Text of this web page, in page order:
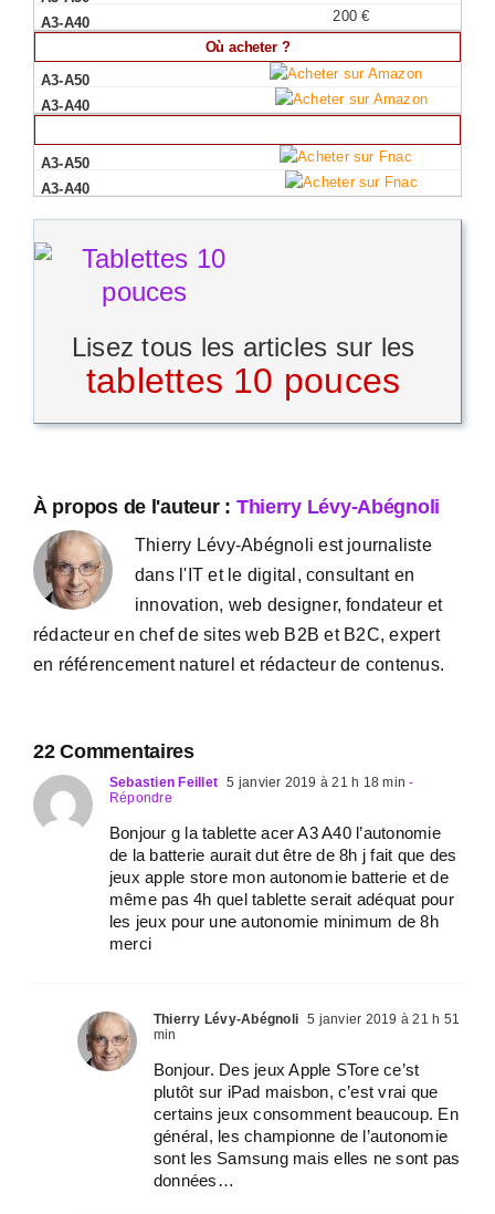
200 €
Où acheter ?
Lisez tous les articles sur les
tablettes 10 pouces
À propos de l'auteur : Thierry Lévy-Abégnoli
Thierry Lévy-Abégnoli est journaliste
dans l'IT et le digital, consultant en
innovation, web designer, fondateur et
rédacteur en chef de sites web B2B et B2C, expert
en référencement naturel et rédacteur de contenus.
22 Commentaires
Sebastien Feillet 5 janvier 2019 à 21 h 18 min -
Répondre
Bonjour g la tablette acer A3 A40 l’autonomie
de la batterie aurait dut être de 8h j fait que des
jeux apple store mon autonomie batterie et de
même pas 4h quel tablette serait adéquat pour
les jeux pour une autonomie minimum de 8h
merci
Thierry Lévy-Abégnoli 5 janvier 2019 à 21 h 51
min
Bonjour. Des jeux Apple STore ce’st
plutôt sur iPad maisbon, c’est vrai que
certains jeux consomment beaucoup. En
général, les championne de l’autonomie
sont les Samsung mais elles ne sont pas
données…